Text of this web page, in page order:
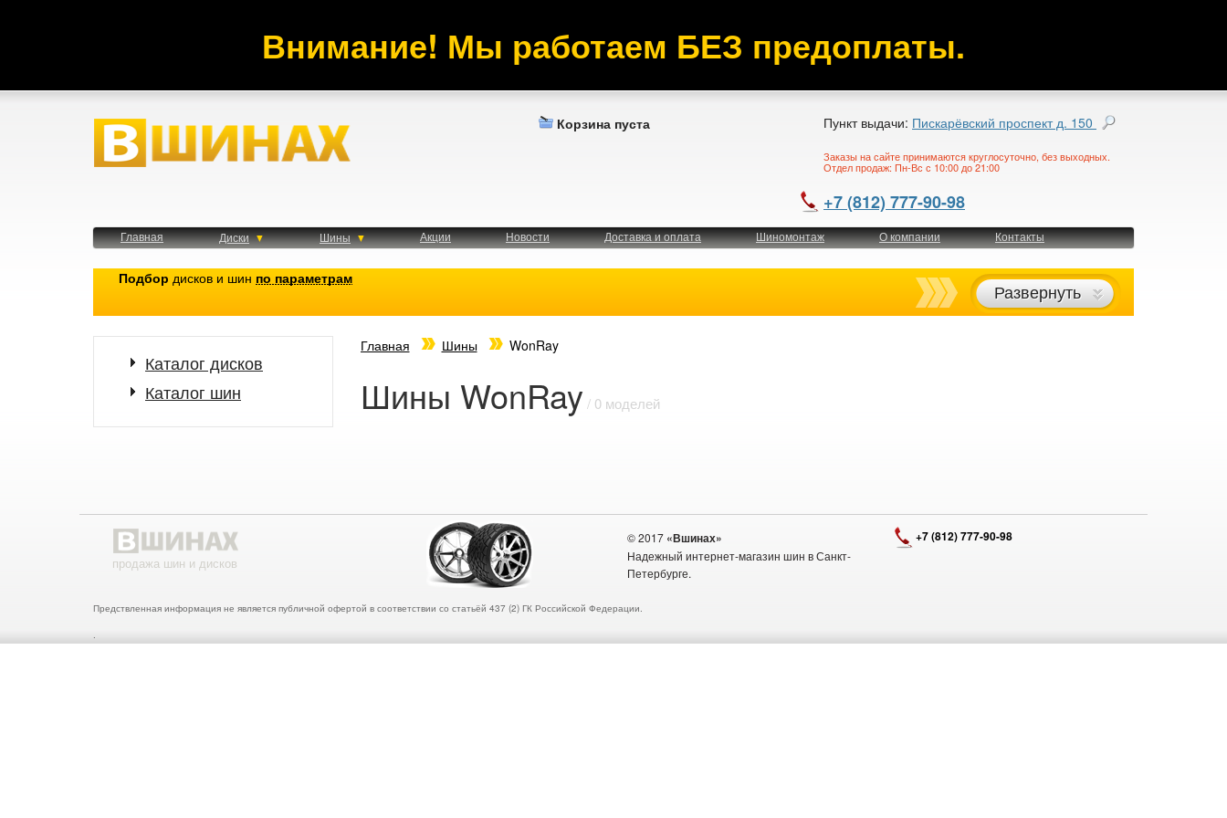
Внимание! Мы работаем БЕЗ предоплаты.
Корзина пуста Пункт выдачи: Пискарёвский проспект д. 150
Заказы на сайте принимаются круглосуточно, без выходных.
Отдел продаж: Пн-Вс с 10:00 до 21:00
+7 (812) 777-90-98
Главная Диски Шины Акции Новости Доставка и оплата Шиномонтаж О компании Контакты
Подбор дисков и шин по параметрам
Развернуть
Каталог дисков
Каталог шин
Главная Шины WonRay
Шины WonRay / 0 моделей
продажа шин и дисков
© 2017 «Вшинах»
Надежный интернет-магазин шин в Санкт-
Петербурге.
+7 (812) 777-90-98
Предствленная информация не является публичной офертой в соответствии со статьёй 437 (2) ГК Российской Федерации.
.